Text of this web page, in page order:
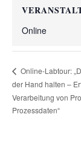
Online
Online-Labtour:
der Hand halten –
Verarbeitung von
Prozessdaten“